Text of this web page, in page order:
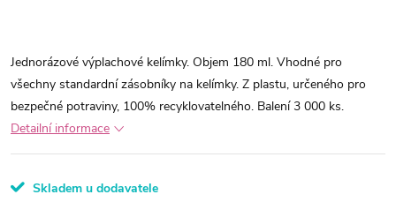
Jednorázové výplachové kelímky. Objem 180 ml. Vhodné pro
všechny standardní zásobníky na kelímky. Z plastu, určeného pro
bezpečné potraviny, 100% recyklovatelného. Balení 3 000 ks.
Detailní informace
Skladem u dodavatele